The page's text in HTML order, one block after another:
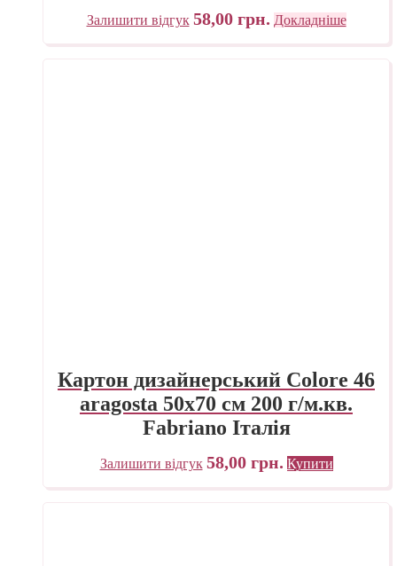
Залишити відгук 58,00 грн. Докладніше
Картон дизайнерський Colore 46
aragosta 50х70 см 200 г/м.кв.
Fabriano Італія
Залишити відгук 58,00 грн. Купити